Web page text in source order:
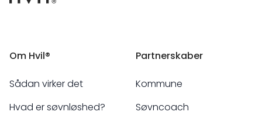
Om Hvil®
Sådan virker det
Hvad er søvnløshed?
Partnerskaber
Kommune
Søvncoach